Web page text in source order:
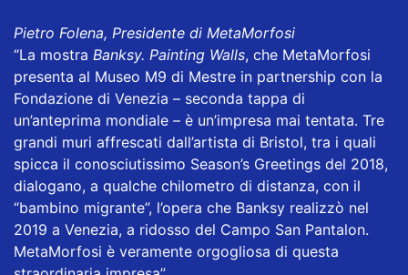
Pietro Folena, Presidente di MetaMorfosi
“La mostra Banksy. Painting Walls, che MetaMorfosi
presenta al Museo M9 di Mestre in partnership con la
Fondazione di Venezia – seconda tappa di
un’anteprima mondiale – è un’impresa mai tentata. Tre
grandi muri affrescati dall’artista di Bristol, tra i quali
spicca il conosciutissimo Season’s Greetings del 2018,
dialogano, a qualche chilometro di distanza, con il
“bambino migrante”, l’opera che Banksy realizzò nel
2019 a Venezia, a ridosso del Campo San Pantalon.
MetaMorfosi è veramente orgogliosa di questa